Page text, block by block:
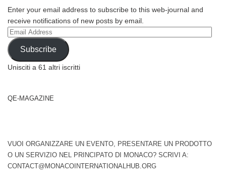
Enter your email address to subscribe to this web-journal and
receive notifications of new posts by email.
Email
Address
Subscribe
Unisciti a 61 altri iscritti
QE-MAGAZINE
VUOI ORGANIZZARE UN EVENTO, PRESENTARE UN PRODOTTO
O UN SERVIZIO NEL PRINCIPATO DI MONACO? SCRIVI A:
CONTACT@MONACOINTERNATIONALHUB.ORG